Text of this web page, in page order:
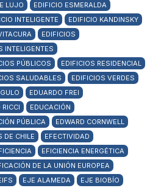
LUJO
EDIFICIO ESMERALDA
INTELIGENTE
EDIFICIO KANDINSKY
EDIFICIOS
INTELIGENTES
PÚBLICOS
EDIFICIOS RESIDENCIAL
SALUDABLES
EDIFICIOS VERDES
EDUARDO FREI
RICCI
EDUCACIÓN
PÚBLICA
EDWARD CORNWELL
DE CHILE
EFECTIVIDAD
EFICIENCIA ENERGÉTICA
DE LA UNIÓN EUROPEA
EJE ALAMEDA
EJE BIOBÍO